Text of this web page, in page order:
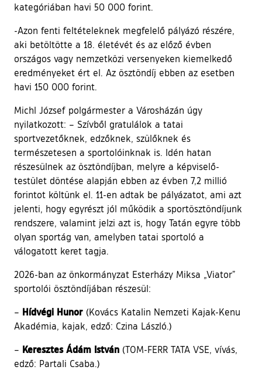
kategóriában havi 50 000 forint.
-Azon fenti feltételeknek megfelelő pályázó részére,
aki betöltötte a 18. életévét és az előző évben
országos vagy nemzetközi versenyeken kiemelkedő
eredményeket ért el. Az ösztöndíj ebben az esetben
havi 150 000 forint.
Michl József polgármester a Városházán úgy
nyilatkozott: – Szívből gratulálok a tatai
sportvezetőknek, edzőknek, szülőknek és
természetesen a sportolóinknak is. Idén hatan
részesülnek az ösztöndíjban, melyre a képviselő-
testület döntése alapján ebben az évben 7,2 millió
forintot költünk el. 11-en adtak be pályázatot, ami azt
jelenti, hogy egyrészt jól működik a sportösztöndíjunk
rendszere, valamint jelzi azt is, hogy Tatán egyre több
olyan sportág van, amelyben tatai sportoló a
válogatott keret tagja.
2026-ban az önkormányzat Esterházy Miksa „Viator”
sportolói ösztöndíjában részesül:
– Hídvégi Hunor (Kovács Katalin Nemzeti Kajak-Kenu
Akadémia, kajak, edző: Czina László.)
– Keresztes Ádám István (TOM-FERR TATA VSE, vívás,
edző: Partali Csaba.)